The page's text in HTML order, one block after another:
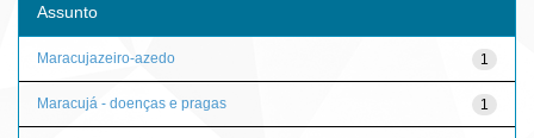
Assunto
1
Maracujazeiro-azedo
1
Maracujá - doenças e pragas